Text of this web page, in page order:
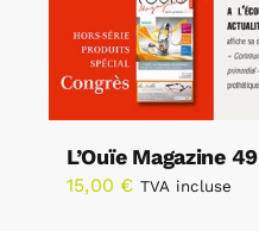
L’Ouïe Magazine 49
15,00 € TVA incluse